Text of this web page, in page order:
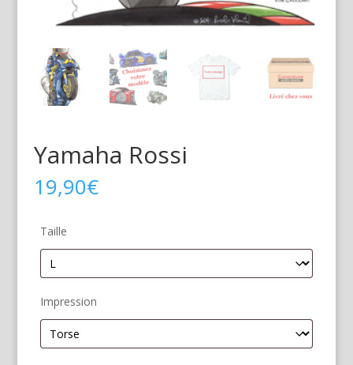
Yamaha Rossi
19,90€
Taille
Impression